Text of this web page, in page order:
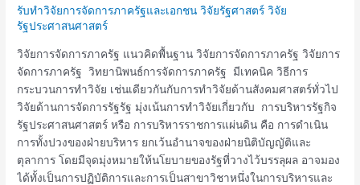
รับทำวิจัยการจัดการภาครัฐและเอกชน วิจัยรัฐศาสตร์ วิจัย
รัฐประศาสนศาสตร์
วิจัยการจัดการภาครัฐ แนวคิดพื้นฐาน วิจัยการจัดการภาครัฐ วิจัยการ
จัดการภาครัฐ วิทยานิพนธ์การจัดการภาครัฐ มีเทคนิค วิธีการ
กระบวนการทำวิจัย เช่นเดียวกันกับการทำวิจัยด้านสังคมศาสตร์ทั่วไป
วิจัยด้านการจัดการรัฐรัฐ มุ่งเน้นการทำวิจัยเกี่ยวกับ การบริหารรัฐกิจ
รัฐประศาสนศาสตร์ หรือ การบริหารราชการแผ่นดิน คือ การดำเนิน
การทั้งปวงของฝ่ายบริหาร ยกเว้นอำนาจของฝ่ายนิติบัญญัติและ
ตุลาการ โดยมีจุดมุ่งหมายให้นโยบายของรัฐที่วางไว้บรรลุผล อาจมอง
ได้ทั้งเป็นการปฏิบัติการและการเป็นสาขาวิชาหนึ่งในการบริหารและ
จัดการ
ภาค
รัฐ